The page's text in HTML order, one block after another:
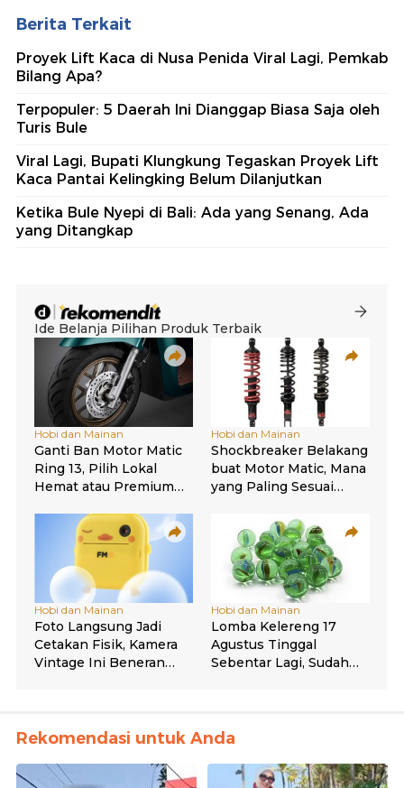
Berita Terkait
Proyek Lift Kaca di Nusa Penida Viral Lagi, Pemkab
Bilang Apa?
Terpopuler: 5 Daerah Ini Dianggap Biasa Saja oleh
Turis Bule
Viral Lagi, Bupati Klungkung Tegaskan Proyek Lift
Kaca Pantai Kelingking Belum Dilanjutkan
Ketika Bule Nyepi di Bali: Ada yang Senang, Ada
yang Ditangkap
Rekomendasi untuk Anda